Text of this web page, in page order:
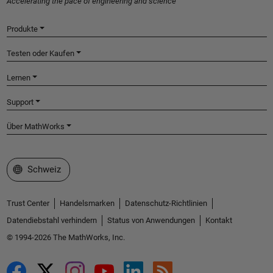
Produkte
Testen oder Kaufen
Lernen
Support
Über MathWorks
Website auswählen
Schweiz
Trust Center Handelsmarken
Datenschutz-Richtlinien
Datendiebstahl verhindern
Status von Anwendungen
Kontakt
© 1994-2026 The MathWorks, Inc.